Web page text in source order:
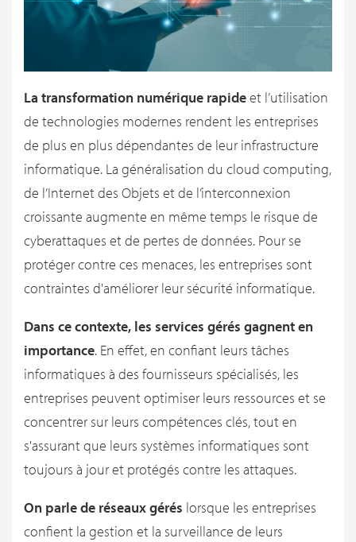
La transformation numérique rapideet l’utilisation
de technologies modernes rendent les entreprises
de plus en plus dépendantes de leur infrastructure
informatique. La généralisation du cloud computing,
de l’Internet des Objets et de l’interconnexion
croissante augmente en même temps le risque de
cyberattaques et de pertes de données. Pour se
protéger contre ces menaces, les entreprises sont
contraintes d'améliorer leur sécurité informatique.
Dans ce contexte, les services gérés gagnent en
importance. En effet, en confiant leurs tâches
informatiques à des fournisseurs spécialisés, les
entreprises peuvent optimiser leurs ressources et se
concentrer sur leurs compétences clés, tout en
s'assurant que leurs systèmes informatiques sont
toujours à jour et protégés contre les attaques.
On parle de réseaux gérés lorsque les entreprises
confient la gestion et la surveillance de leurs